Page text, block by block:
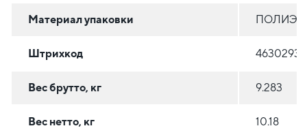
Материал упаковки
Штрихкод
Вес брутто, кг 9.283
Вес нетто, кг 10.18